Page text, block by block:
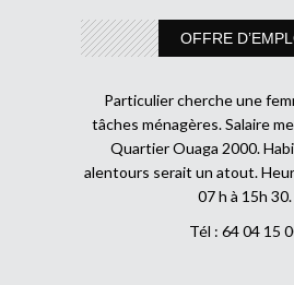
OFFRE
Particulier cherche une
tâches ménagères. Salaire
Quartier Ouaga 2000.
alentours serait un atout.
07 h à 15h 30.
Tél : 64 04 15